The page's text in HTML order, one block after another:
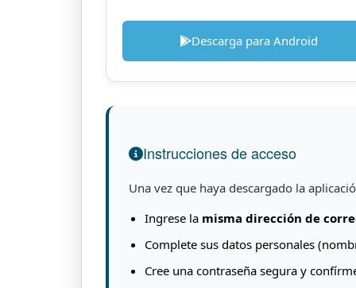
Descarga para Android
Instrucciones de acceso
Una vez que haya descargado la
Ingrese la misma dirección de
Complete sus datos personales
Cree una contraseña segura y